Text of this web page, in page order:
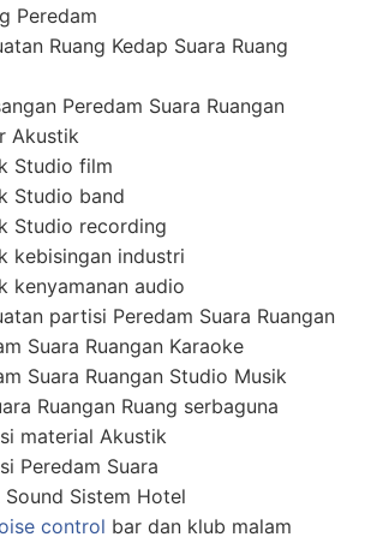
Peredam
Ruang Kedap Suara Ruang
Peredam Suara Ruangan
Akustik
Studio film
Studio band
Studio recording
kebisingan industri
kenyamanan audio
partisi Peredam Suara Ruangan
Suara Ruangan Karaoke
Suara Ruangan Studio Musik
Ruangan Ruang serbaguna
material Akustik
Peredam Suara
Sistem Hotel
control bar dan klub malam